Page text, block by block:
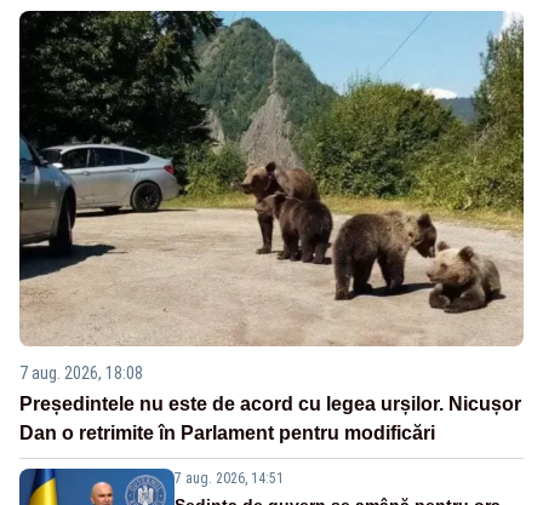
7 aug. 2026, 18:08
Președintele nu este de acord cu legea urșilor. Nicușor
Dan o retrimite în Parlament pentru modificări
7 aug. 2026, 14:51